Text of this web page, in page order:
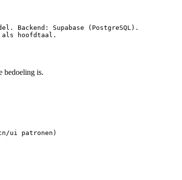
Backend: Supabase (PostgreSQL).
als hoofdtaal.
bedoeling is.
ui patronen)